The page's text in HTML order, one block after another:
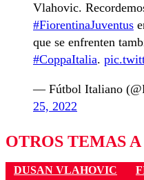
Vlahovic.
#FiorentinaJuventus
que se enfrenten
#CoppaItalia.
— Fútbol Italiano
25, 2022
OTROS TEMAS
DUSAN VLAHOVIC